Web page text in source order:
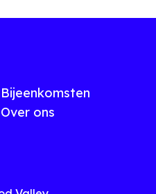
Bijeenkomsten
Over ons